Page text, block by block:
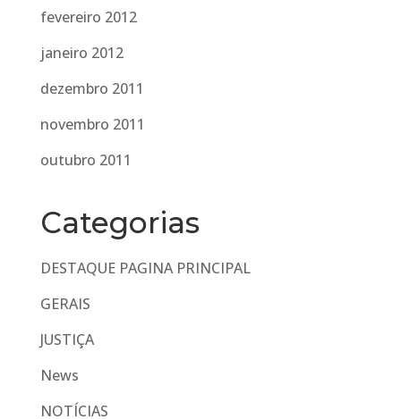
fevereiro 2012
janeiro 2012
dezembro 2011
novembro 2011
outubro 2011
Categorias
DESTAQUE PAGINA PRINCIPAL
GERAIS
JUSTIÇA
News
NOTÍCIAS